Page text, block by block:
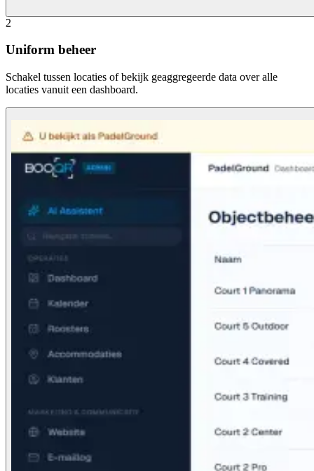
2
Uniform beheer
Schakel tussen locaties of bekijk geaggregeerde data over alle
locaties vanuit een dashboard.